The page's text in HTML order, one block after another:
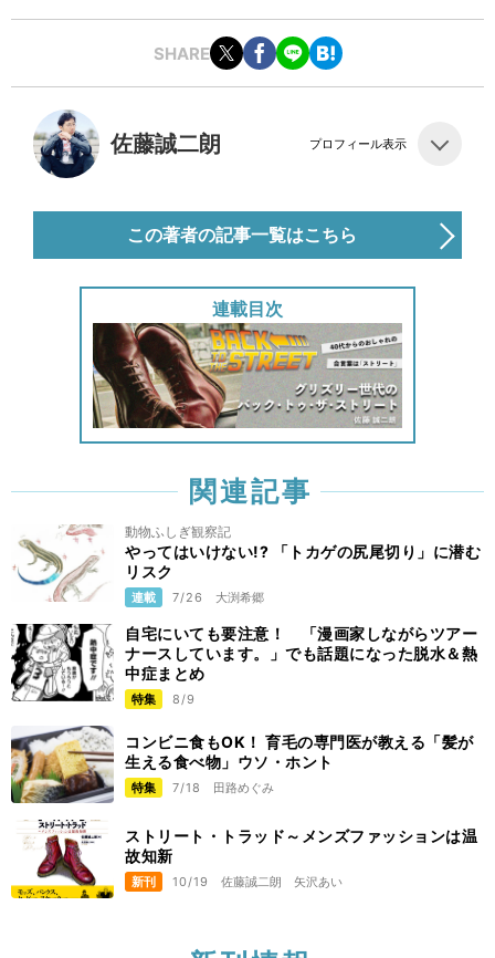
SHARE
佐藤誠二朗 プロフィール表示
この著者の記事一覧はこちら
連載目次
関連記事
動物ふしぎ観察記
やってはいけない!? 「トカゲの尻尾切り」に潜む
リスク
連載 7/26 大渕希郷
自宅にいても要注意！ 「漫画家しながらツアー
ナースしています。」でも話題になった脱水＆熱
中症まとめ
特集 8/9
コンビニ食もOK！ 育毛の専門医が教える「髪が
生える食べ物」ウソ・ホント
特集 7/18 田路めぐみ
ストリート・トラッド～メンズファッションは温
故知新
新刊 10/19 佐藤誠二朗 矢沢あい